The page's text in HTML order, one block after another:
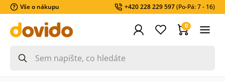
Vše o nákupu +420 228 229 597(Po-Pá: 7 - 16)
0